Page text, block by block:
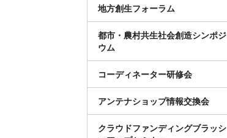
地方創生フォーラム
都市・農村共生社会創造シンポジ
ウム
コーディネーター研修会
アンテナショップ情報交換会
クラウドファンディングブラッシ